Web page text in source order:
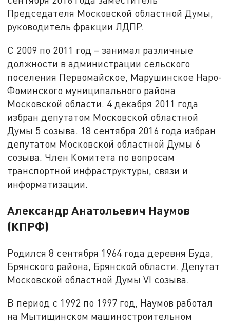
Председателя Московской областной Думы,
руководитель фракции ЛДПР.
С 2009 по 2011 год – занимал различные
должности в администрации сельского
поселения Первомайское, Марушинское Наро-
Фоминского муниципального района
Московской области. 4 декабря 2011 года
избран депутатом Московской областной
Думы 5 созыва. 18 сентября 2016 года избран
депутатом Московской областной Думы 6
созыва. Член Комитета по вопросам
транспортной инфраструктуры, связи и
информатизации.
Александр Анатольевич Наумов
(КПРФ)
Родился 8 сентября 1964 года деревня Буда,
Брянского района, Брянской области. Депутат
Московской областной Думы VI созыва.
В период с 1992 по 1997 год, Наумов работал
на Мытищинском машиностроительном